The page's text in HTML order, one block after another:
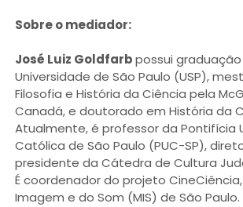
Sobre o mediador:
José Luiz Goldfarbpossui
Universidade de São Paulo (USP),
Filosofia e História da Ciência pela
Canadá, e doutorado em História da
Atualmente, é professor da Pontifícia
Católica de São Paulo (PUC-SP),
presidente da Cátedra de Cultura
É coordenador do projeto
Imagem e do Som (MIS) de São Paulo.
+